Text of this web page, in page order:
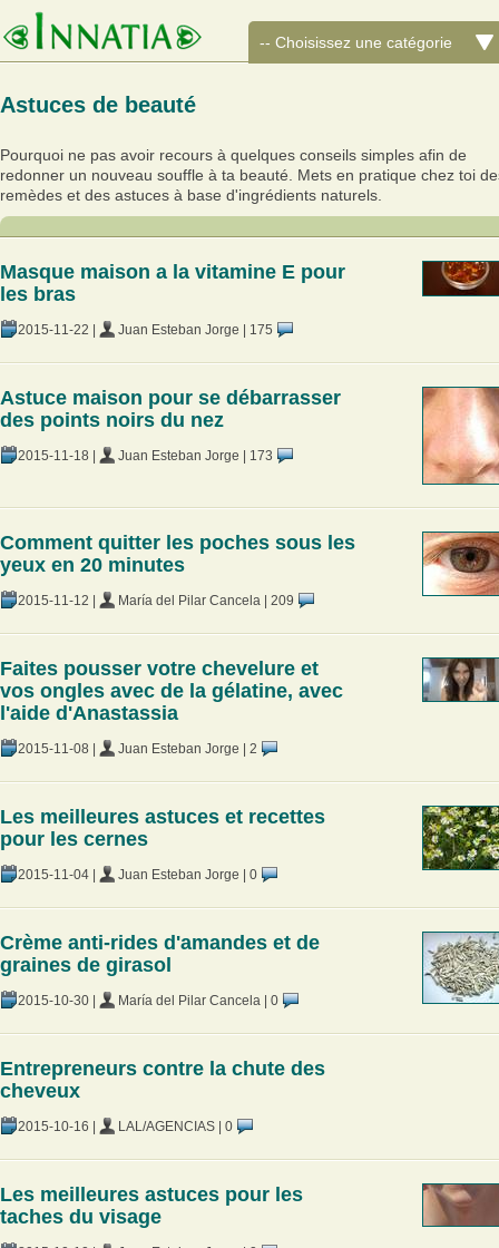
Astuces de beauté
Pourquoi ne pas avoir recours à quelques conseils simples afin de
redonner un nouveau souffle à ta beauté. Mets en pratique chez toi
remèdes et des astuces à base d'ingrédients naturels.
Masque maison a la vitamine E pour
les bras
2015-11-22 Juan Esteban Jorge 175
Astuce maison pour se débarrasser
des points noirs du nez
2015-11-18 Juan Esteban Jorge 173
Comment quitter les poches sous les
yeux en 20 minutes
2015-11-12 María del Pilar Cancela 209
Faites pousser votre chevelure et
vos ongles avec de la gélatine, avec
l'aide d'Anastassia
2015-11-08 Juan Esteban Jorge 2
Les meilleures astuces et recettes
pour les cernes
2015-11-04 Juan Esteban Jorge 0
Crème anti-rides d'amandes et de
graines de girasol
2015-10-30 María del Pilar Cancela 0
Entrepreneurs contre la chute des
cheveux
2015-10-16 LAL/AGENCIAS 0
Les meilleures astuces pour les
taches du visage